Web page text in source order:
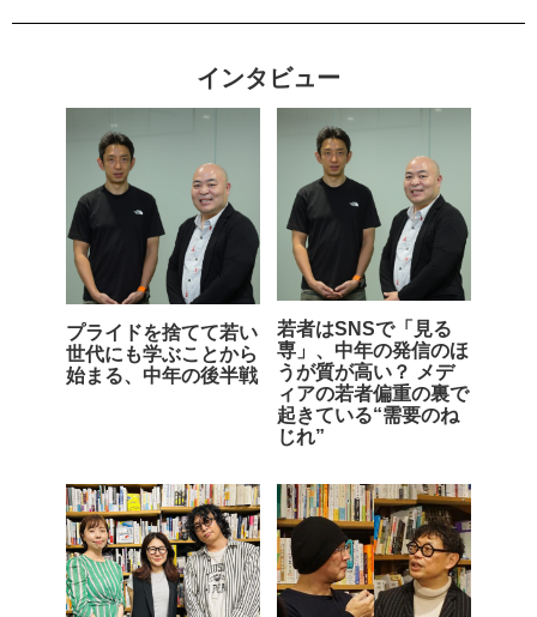
インタビュー
プライドを捨てて若い
世代にも学ぶことから
始まる、中年の後半戦
若者はSNSで「見る
専」、中年の発信のほ
うが質が高い？ メデ
ィアの若者偏重の裏で
起きている“需要のね
じれ”